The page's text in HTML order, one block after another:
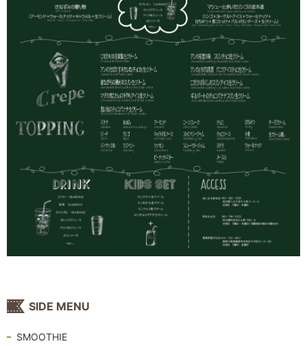
SIDE MENU
SMOOTHIE